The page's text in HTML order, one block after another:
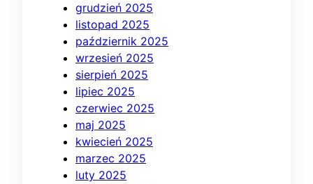
grudzień 2025
listopad 2025
październik 2025
wrzesień 2025
sierpień 2025
lipiec 2025
czerwiec 2025
maj 2025
kwiecień 2025
marzec 2025
luty 2025